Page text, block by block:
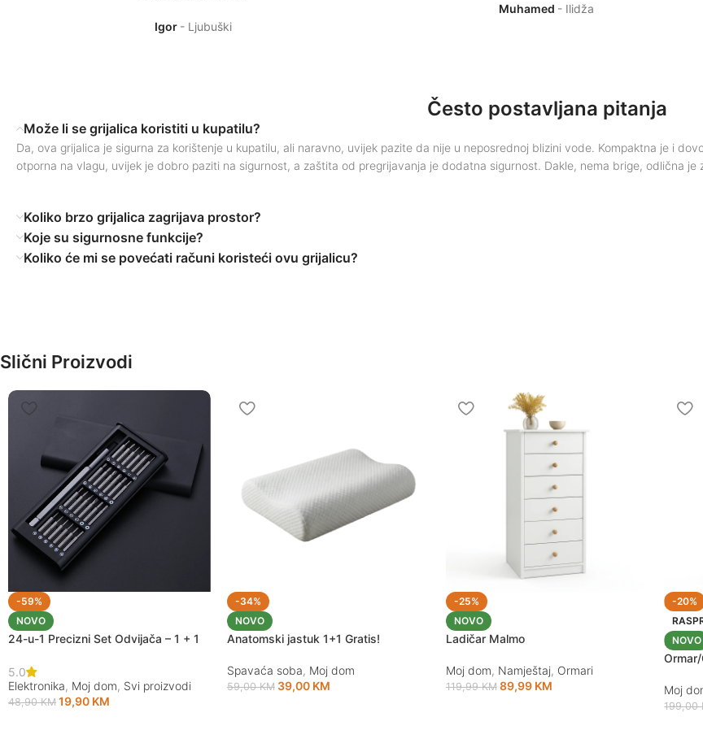
Igor Ljubuški
Muhamed Ilidža
Često postavljana pitanja
Može li se grijalica koristiti u kupatilu?
Da, ova grijalica je sigurna za korištenje u kupatilu, ali naravno, uvijek pazite da nije u neposrednoj blizini vode. Kompaktna je i
otporna na vlagu, uvijek je dobro paziti na sigurnost, a zaštita od pregrijavanja je dodatna sigurnost. Dakle, nema brige, odlična je
Koliko brzo grijalica zagrijava prostor?
Koje su sigurnosne funkcije?
Koliko će mi se povećati računi koristeći ovu grijalicu?
Slični Proizvodi
-59%
NOVO
24-u-1 Precizni Set Odvijača – 1 + 1
5.0
Elektronika, Moj dom, Svi proizvodi
48,90KM 19,90 KM
-34%
NOVO
Anatomski jastuk 1+1 Gratis!
Spavaća soba, Moj dom
59,00KM 39,00 KM
-25%
NOVO
Ladičar Malmo
Moj dom, Namještaj, Ormari
119,99KM 89,99 KM
-20%
NOVO
Moj
199,00